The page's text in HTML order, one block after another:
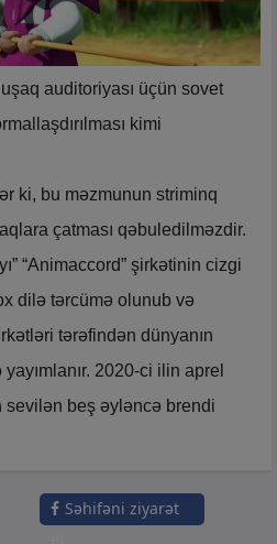
auditoriyası üçün sovet
kimi
ki, bu məzmunun striminq
çatması qəbuledilməzdir.
“Animaccord” şirkətinin cizgi
dilə tərcümə olunub və
tərəfindən dünyanın
2020-ci ilin aprel
sevilən beş əyləncə brendi
Səhifəni ziyarət